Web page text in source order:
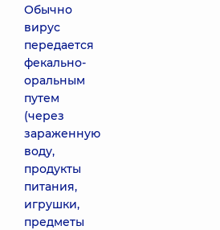
Обычно
вирус
передается
фекально-
оральным
путем
(через
зараженную
воду,
продукты
питания,
игрушки,
предметы